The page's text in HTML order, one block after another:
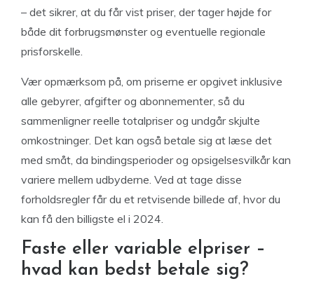
– det sikrer, at du får vist priser, der tager højde for
både dit forbrugsmønster og eventuelle regionale
prisforskelle.
Vær opmærksom på, om priserne er opgivet inklusive
alle gebyrer, afgifter og abonnementer, så du
sammenligner reelle totalpriser og undgår skjulte
omkostninger. Det kan også betale sig at læse det
med småt, da bindingsperioder og opsigelsesvilkår kan
variere mellem udbyderne. Ved at tage disse
forholdsregler får du et retvisende billede af, hvor du
kan få den billigste el i 2024.
Faste eller variable elpriser –
hvad kan bedst betale sig?